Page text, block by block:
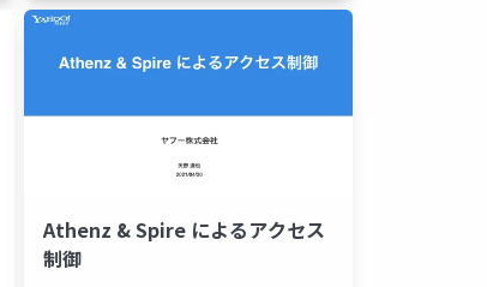
Athenz & Spire によるアクセス
制御